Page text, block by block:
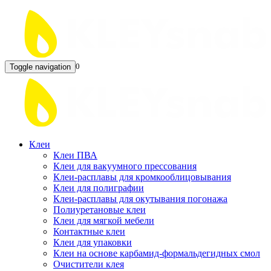
Toggle navigation 0
Клеи
Клеи ПВА
Клеи для вакуумного прессования
Клеи-расплавы для кромкооблицовывания
Клеи для полиграфии
Клеи-расплавы для окутывания погонажа
Полиуретановые клеи
Клеи для мягкой мебели
Контактные клеи
Клеи для упаковки
Клеи на основе карбамид-формальдегидных смол
Очистители клея